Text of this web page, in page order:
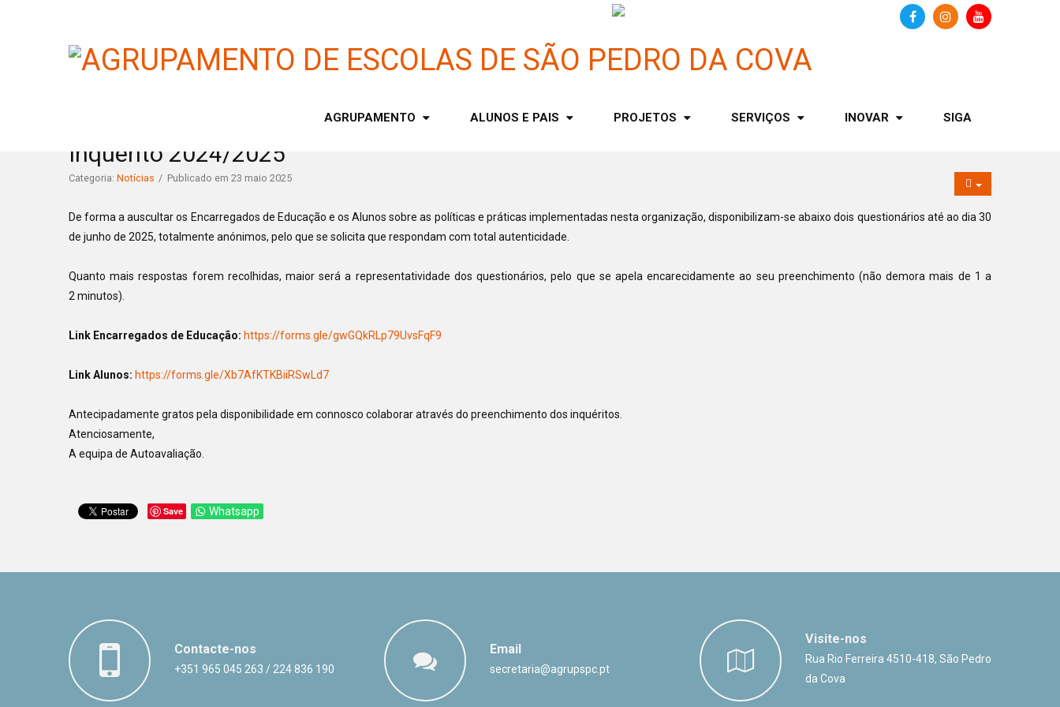
AGRUPAMENTO ALUNOS E PAIS PROJETOS SERVIÇOS INOVAR SIGA
Inquérito 2024/2025
Categoria: Notícias Publicado em 23 maio 2025
De forma a auscultar os Encarregados de Educação e os Alunos sobre as políticas e práticas implementadas nesta organização, disponibilizam-se abaixo dois questionários até ao dia 30
de junho de 2025, totalmente anónimos, pelo que se solicita que respondam com total autenticidade.
Quanto mais respostas forem recolhidas, maior será a representatividade dos questionários, pelo que se apela encarecidamente ao seu preenchimento (não demora mais de 1 a
2 minutos).
Link Encarregados de Educação: https://forms.gle/gwGQkRLp79UvsFqF9
Link Alunos: https://forms.gle/Xb7AfKTKBiiRSwLd7
Antecipadamente gratos pela disponibilidade em connosco colaborar através do preenchimento dos inquéritos.
Atenciosamente,
A equipa de Autoavaliação.
Save Whatsapp
Contacte-nos
+351 965 045 263 / 224 836 190
Email
secretaria@agrupspc.pt
Visite-nos
Rua Rio Ferreira 4510-418, São Pedro
da Cova